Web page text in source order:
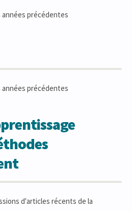
précédentes
précédentes
d'articles récents de la